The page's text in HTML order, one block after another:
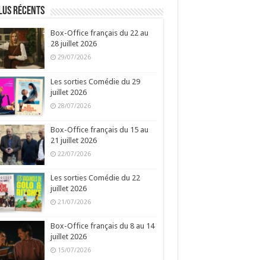
récents
Box-Office français du 22 au
28 juillet 2026
29/07/2026
Les sorties Comédie du 29
juillet 2026
28/07/2026
Box-Office français du 15 au
21 juillet 2026
22/07/2026
Les sorties Comédie du 22
juillet 2026
21/07/2026
Box-Office français du 8 au 14
juillet 2026
15/07/2026